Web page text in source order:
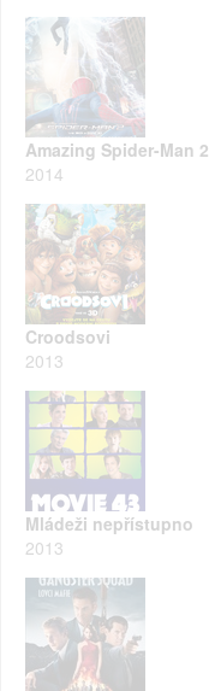
Amazing Spider-Man 2
2014
Croodsovi
2013
Mládeži nepřístupno
2013